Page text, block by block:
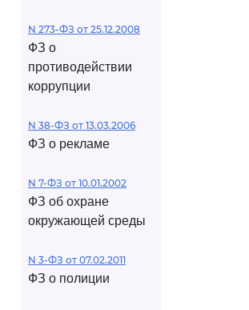
N 273-ФЗ от 25.12.2008
ФЗ о
противодействии
коррупции
N 38-ФЗ от 13.03.2006
ФЗ о рекламе
N 7-ФЗ от 10.01.2002
ФЗ об охране
окружающей среды
N 3-ФЗ от 07.02.2011
ФЗ о полиции